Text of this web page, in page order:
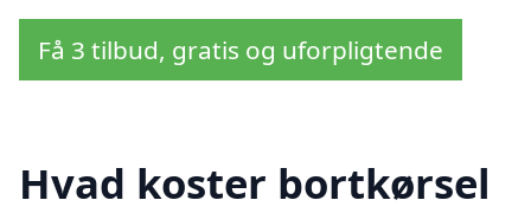
Få 3 tilbud, gratis og uforpligtende
Hvad koster bortkørsel